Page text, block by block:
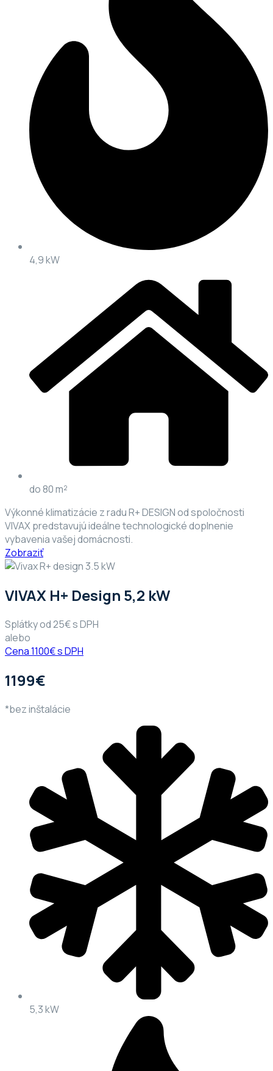
4,9 kW
do 80 m²
Výkonné klimatizácie z radu R+ DESIGN od spoločnosti
VIVAX predstavujú ideálne technologické doplnenie
vybavenia vašej domácnosti.
Zobraziť
VIVAX H+ Design 5,2 kW
Splátky od 25€ s DPH
alebo
Cena 1100€ s DPH
1199€
*bez inštalácie
5,3 kW